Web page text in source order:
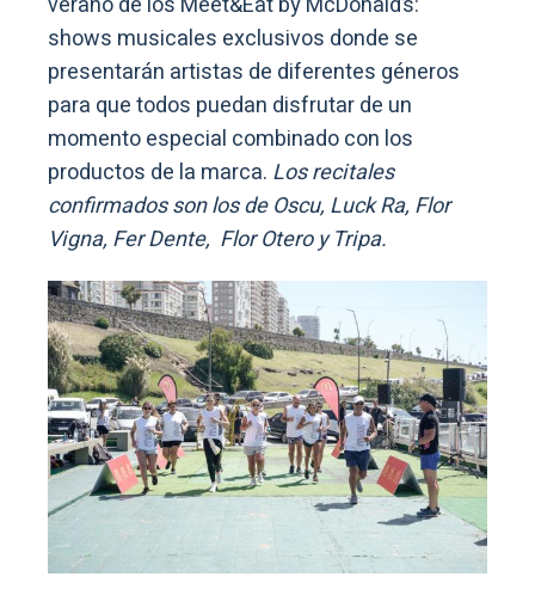
shows musicales exclusivos donde se
presentarán artistas de diferentes géneros
para que todos puedan disfrutar de un
momento especial combinado con los
productos de la marca. Los recitales
confirmados son los de Oscu, Luck Ra, Flor
Vigna, Fer Dente, Flor Otero y Tripa.